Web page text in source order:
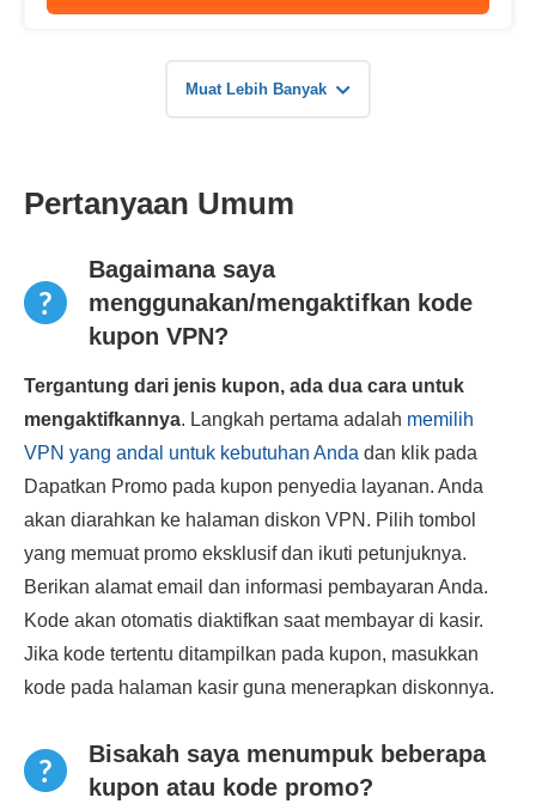
Muat Lebih Banyak
Pertanyaan Umum
Bagaimana saya
menggunakan/mengaktifkan kode
kupon VPN?
Tergantung dari jenis kupon, ada dua cara untuk
mengaktifkannya. Langkah pertama adalah memilih
VPN yang andal untuk kebutuhan Anda dan klik pada
Dapatkan Promo pada kupon penyedia layanan. Anda
akan diarahkan ke halaman diskon VPN. Pilih tombol
yang memuat promo eksklusif dan ikuti petunjuknya.
Berikan alamat email dan informasi pembayaran Anda.
Kode akan otomatis diaktifkan saat membayar di kasir.
Jika kode tertentu ditampilkan pada kupon, masukkan
kode pada halaman kasir guna menerapkan diskonnya.
Bisakah saya menumpuk beberapa
kupon atau kode promo?